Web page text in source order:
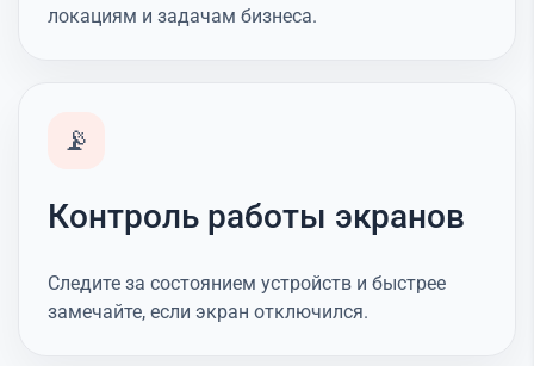
локациям и задачам бизнеса.
📡
Контроль работы экранов
Следите за состоянием устройств и быстрее
замечайте, если экран отключился.